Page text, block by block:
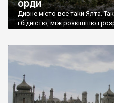
орди
Дивне місто все таки Ялта.
і бідністю, між розкішшю і